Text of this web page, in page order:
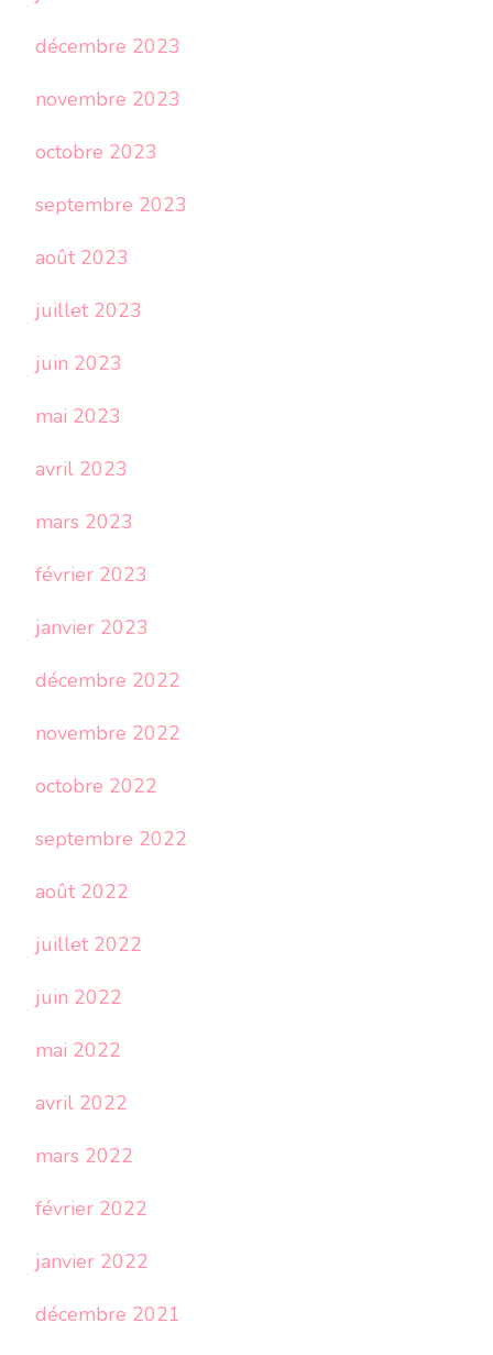
décembre 2023
novembre 2023
octobre 2023
septembre 2023
août 2023
juillet 2023
juin 2023
mai 2023
avril 2023
mars 2023
février 2023
janvier 2023
décembre 2022
novembre 2022
octobre 2022
septembre 2022
août 2022
juillet 2022
juin 2022
mai 2022
avril 2022
mars 2022
février 2022
janvier 2022
décembre 2021